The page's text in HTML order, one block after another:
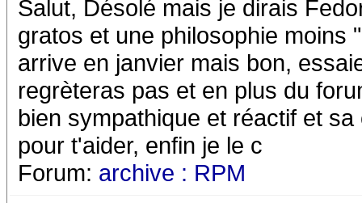
Salut, Désolé mais je dirais
gratos et une philosophie moins
arrive en janvier mais bon,
regrèteras pas et en plus du
bien sympathique et réactif et
pour t'aider, enfin je le c
Forum: archive : RPM